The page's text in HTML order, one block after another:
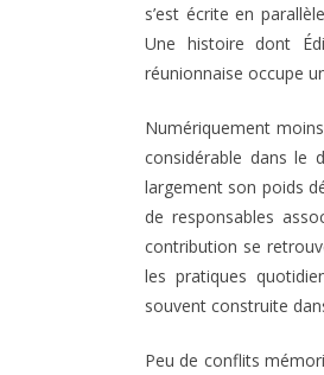
s’est écrite en
Une histoire dont
réunionnaise occupe
Numériquement
considérable dans le
largement son poids
de responsables
contribution se
les pratiques
souvent construite
Peu de conflits